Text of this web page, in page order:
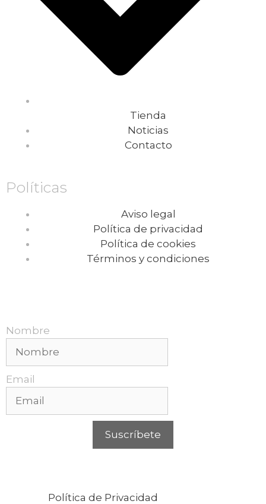
Tienda
Noticias
Contacto
Políticas
Aviso legal
Política de privacidad
Política de cookies
Términos y condiciones
Nombre
Email
Suscríbete
Política de Privacidad